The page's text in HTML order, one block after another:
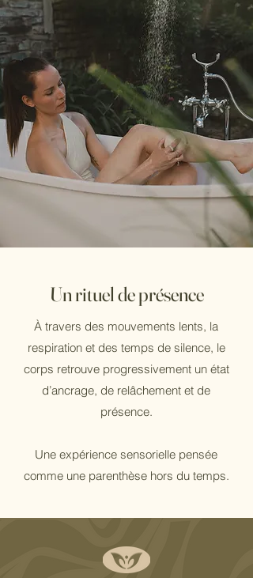
Un rituel de présence
À travers des mouvements lents, la
respiration et des temps de silence, le
corps retrouve progressivement un état
d’ancrage, de relâchement et de
présence.
Une expérience sensorielle pensée
comme une parenthèse hors du temps.